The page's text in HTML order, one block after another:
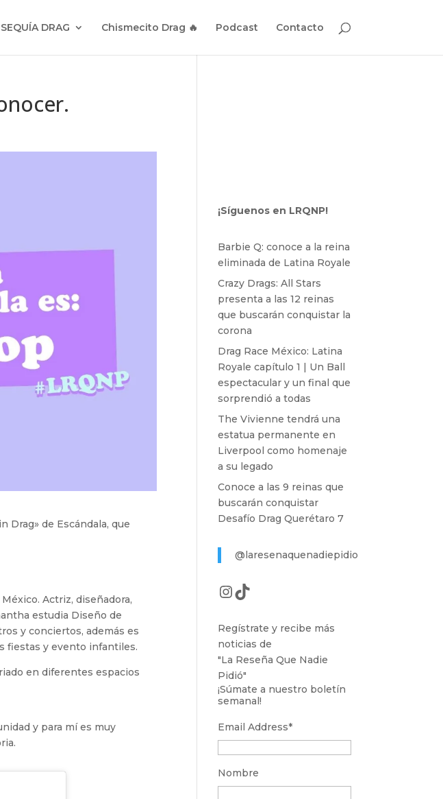
DRAG Chismecito Drag 🔥 Podcast Contacto
Drag» de Escándala, que
Actriz, diseñadora,
estudia Diseño de
y conciertos, además es
fiestas y evento infantiles.
en diferentes espacios
y para mí es muy
¡Síguenos en LRQNP!
Barbie Q: conoce a la reina
eliminada de Latina Royale
Crazy Drags: All Stars
presenta a las 12 reinas
que buscarán conquistar la
corona
Drag Race México: Latina
Royale capítulo 1 | Un Ball
espectacular y un final que
sorprendió a todas
The Vivienne tendrá una
estatua permanente en
Liverpool como homenaje
a su legado
Conoce a las 9 reinas que
buscarán conquistar
Desafío Drag Querétaro 7
@laresenaquenadiepidio
Instagram
TikTok
Regístrate y recibe más
noticias de
"La Reseña Que Nadie
Pidió"
¡Súmate a nuestro boletín
semanal!
Email Address*
Nombre